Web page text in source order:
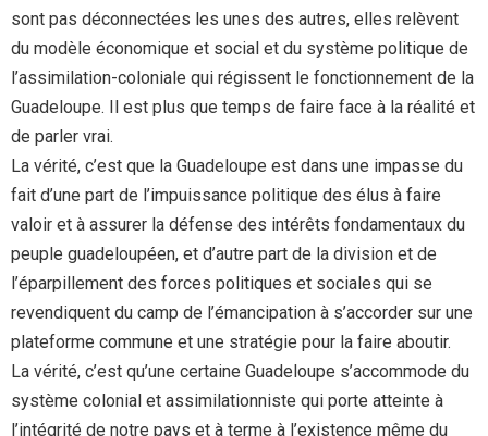
sont pas déconnectées les unes des autres, elles relèvent
du modèle économique et social et du système politique de
l’assimilation-coloniale qui régissent le fonctionnement de la
Guadeloupe. Il est plus que temps de faire face à la réalité et
de parler vrai.
La vérité, c’est que la Guadeloupe est dans une impasse du
fait d’une part de l’impuissance politique des élus à faire
valoir et à assurer la défense des intérêts fondamentaux du
peuple guadeloupéen, et d’autre part de la division et de
l’éparpillement des forces politiques et sociales qui se
revendiquent du camp de l’émancipation à s’accorder sur une
plateforme commune et une stratégie pour la faire aboutir.
La vérité, c’est qu’une certaine Guadeloupe s’accommode du
système colonial et assimilationniste qui porte atteinte à
l’intégrité de notre pays et à terme à l’existence même du